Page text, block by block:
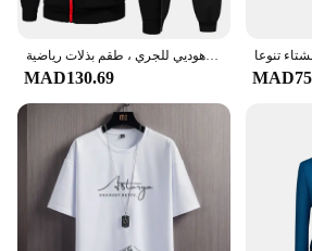
طقم سويت شيرت وسراويل رياضية بسحاب للرجال ، بدلات رياضية للرجال ، طقم رياضي غير رسمي ، هوديي للجري ، طقم بذلات رياضية
MAD130.69